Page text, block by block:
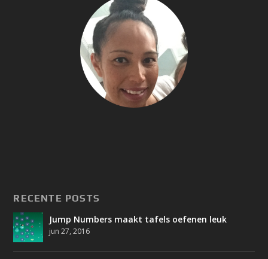
RECENTE POSTS
Jump Numbers maakt tafels oefenen leuk
jun 27, 2016